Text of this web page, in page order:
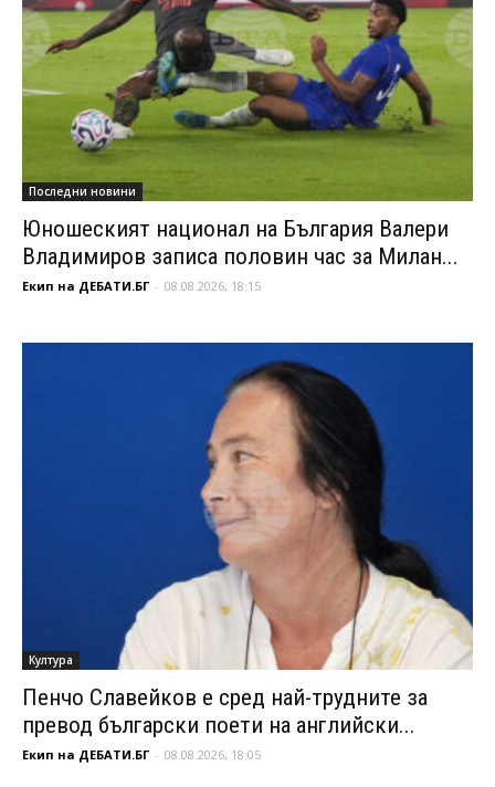
Последни новини
Юношеският национал на България Валери
Владимиров записа половин час за Милан...
Екип на ДЕБАТИ.БГ - 08.08.2026, 18:15
Култура
Пенчо Славейков е сред най-трудните за
превод български поети на английски...
Екип на ДЕБАТИ.БГ - 08.08.2026, 18:05